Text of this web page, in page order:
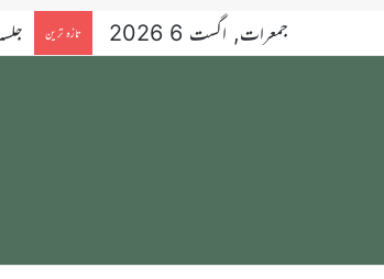
جمعرات, اگست 6 2026 تازہ ترین